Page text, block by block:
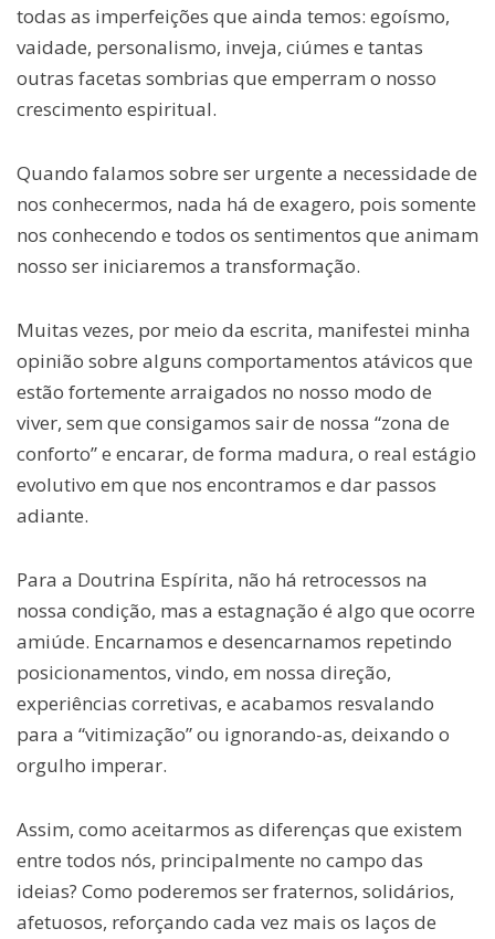
todas as imperfeições que ainda temos: egoísmo,
vaidade, personalismo, inveja, ciúmes e tantas
outras facetas sombrias que emperram o nosso
crescimento espiritual.
Quando falamos sobre ser urgente a necessidade de
nos conhecermos, nada há de exagero, pois somente
nos conhecendo e todos os sentimentos que animam
nosso ser iniciaremos a transformação.
Muitas vezes, por meio da escrita, manifestei minha
opinião sobre alguns comportamentos atávicos que
estão fortemente arraigados no nosso modo de
viver, sem que consigamos sair de nossa “zona de
conforto” e encarar, de forma madura, o real estágio
evolutivo em que nos encontramos e dar passos
adiante.
Para a Doutrina Espírita, não há retrocessos na
nossa condição, mas a estagnação é algo que ocorre
amiúde. Encarnamos e desencarnamos repetindo
posicionamentos, vindo, em nossa direção,
experiências corretivas, e acabamos resvalando
para a “vitimização” ou ignorando-as, deixando o
orgulho imperar.
Assim, como aceitarmos as diferenças que existem
entre todos nós, principalmente no campo das
ideias? Como poderemos ser fraternos, solidários,
afetuosos, reforçando cada vez mais os laços de